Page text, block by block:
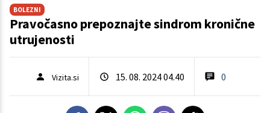
BOLEZNI
Pravočasno prepoznajte sindrom kronične
utrujenosti
Vizita.si 15. 08. 2024 04.40 0